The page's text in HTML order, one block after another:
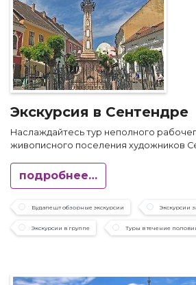
Экскурсия в Сентендре
Наслаждайтесь тур неполного
живописного поселения художников
подробнее…
Будапешт обзорные экскурсии Экскурсии
Экскурсии в группе Туры в течение